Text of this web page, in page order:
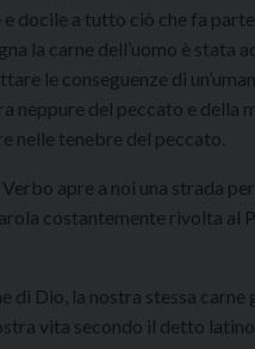
docile a tutto ciò che fa
la carne dell’uomo è
le conseguenze di
neppure del peccato e della
nelle tenebre del peccato.
Verbo apre a noi una strada
costantemente rivolta al
di Dio, la nostra stessa
vita secondo il detto